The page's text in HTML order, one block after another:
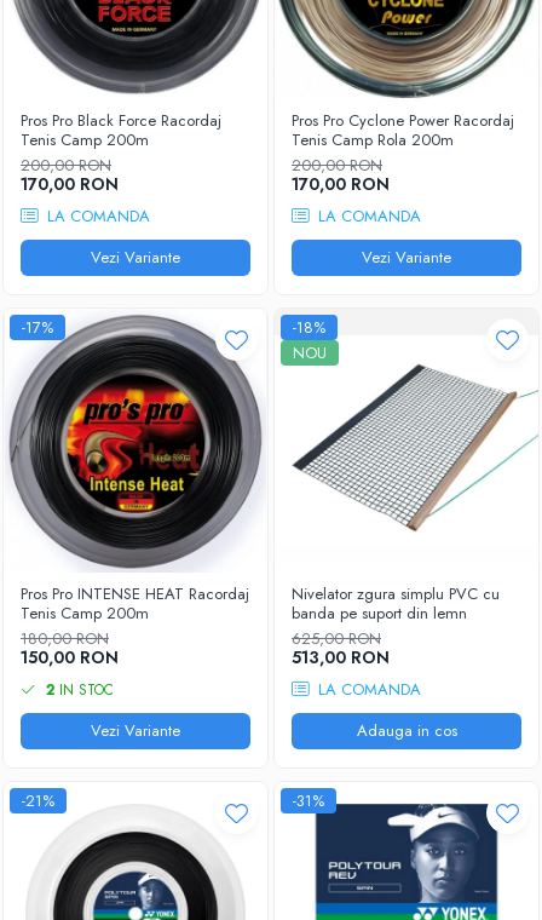
Pros Pro Black Force Racordaj
Tenis Camp 200m
200,00 RON
170,00 RON
LA COMANDA
Vezi Variante
Pros Pro Cyclone Power Racordaj
Tenis Camp Rola 200m
200,00 RON
170,00 RON
LA COMANDA
Vezi Variante
-17%
Pros Pro INTENSE HEAT Racordaj
Tenis Camp 200m
180,00 RON
150,00 RON
2 IN STOC
Vezi Variante
-18%
NOU
Nivelator zgura simplu PVC cu
banda pe suport din lemn
625,00 RON
513,00 RON
LA COMANDA
Adauga in cos
-21% -31%